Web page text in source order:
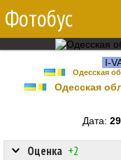
Фотобус
I-
Одесская
Одесская
Дата:
Оценка +2